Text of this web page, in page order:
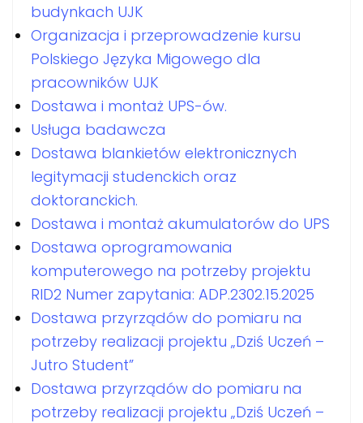
budynkach UJK
Organizacja i przeprowadzenie kursu
Polskiego Języka Migowego dla
pracowników UJK
Dostawa i montaż UPS-ów.
Usługa badawcza
Dostawa blankietów elektronicznych
legitymacji studenckich oraz
doktoranckich.
Dostawa i montaż akumulatorów do UPS
Dostawa oprogramowania
komputerowego na potrzeby projektu
RID2 Numer zapytania: ADP.2302.15.2025
Dostawa przyrządów do pomiaru na
potrzeby realizacji projektu „Dziś Uczeń –
Jutro Student”
Dostawa przyrządów do pomiaru na
potrzeby realizacji projektu „Dziś Uczeń –